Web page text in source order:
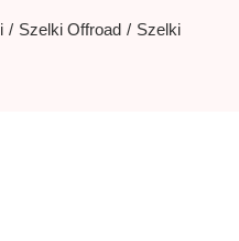
Szelki Offroad
Szelki